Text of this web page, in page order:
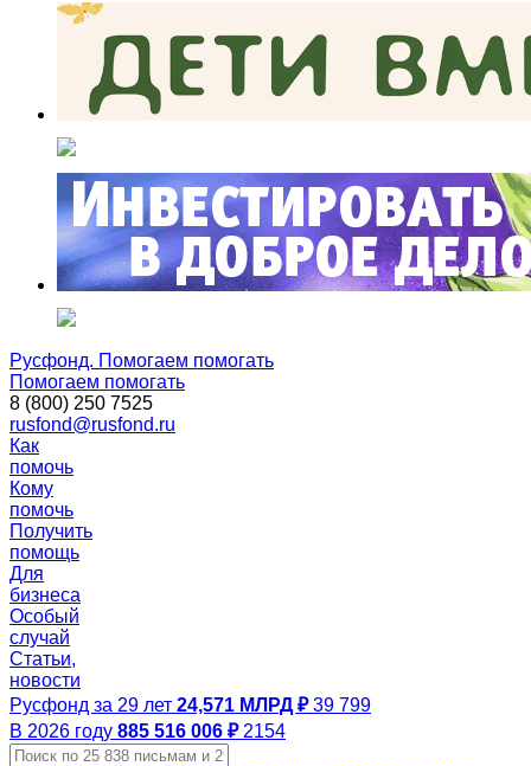
Русфонд. Помогаем помогать
Помогаем помогать
8 (800) 250 7525
rusfond@rusfond.ru
Как
помочь
Кому
помочь
Получить
помощь
Для
бизнеса
Особый
случай
Статьи,
новости
Русфонд за 29 лет 24,571 МЛРД ₽ 39 799
В 2026 году 885 516 006 ₽ 2154